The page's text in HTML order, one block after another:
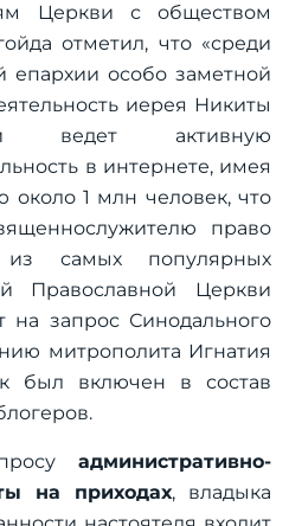
Церкви с обществом
отметил, что «среди
епархии особо заметной
иерея Никиты
ведет активную
в интернете, имея
1 млн человек, что
право
из самых популярных
Православной Церкви
на запрос Синодального
митрополита Игнатия
был включен в состав
административно-
на приходах, владыка